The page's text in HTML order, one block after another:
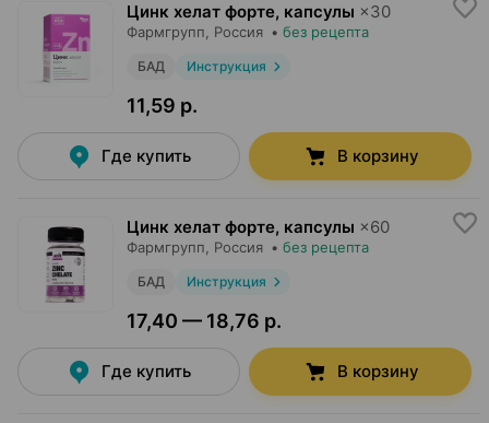
Цинк хелат форте, капсулы ×30
Фармгрупп , Россия • без рецепта
БАД Инструкция
11,59 р.
Где купить В корзину
Цинк хелат форте, капсулы ×60
Фармгрупп , Россия • без рецепта
БАД Инструкция
17,40 — 18,76 р.
Где купить В корзину